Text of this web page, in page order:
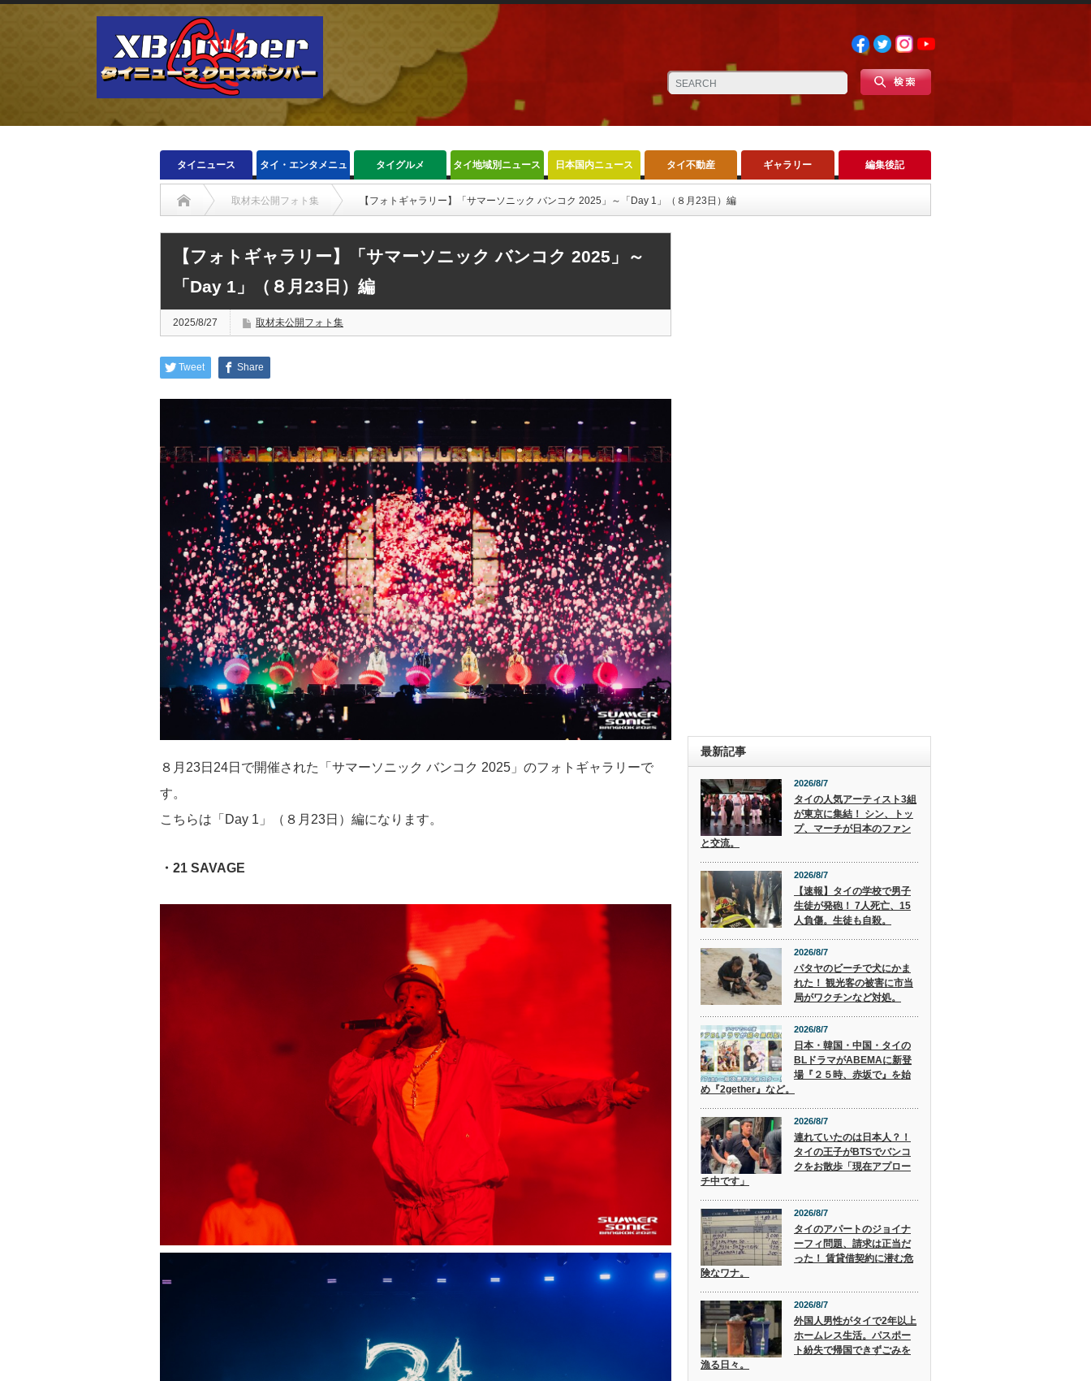
タイニュース タイ・エンタメニュ
ース
タイグルメ タイ地域別ニュース 日本国内ニュース タイ不動産 ギャラリー 編集後記
取材未公開フォト集 【フォトギャラリー】「サマーソニック バンコク 2025」～「Day 1」（８月23日）編
【フォトギャラリー】「サマーソニック バンコク 2025」～
「Day 1」（８月23日）編
2025/8/27 取材未公開フォト集
Tweet Share
８月23日24日で開催された「サマーソニック バンコク 2025」のフォトギャラリーで
す。
こちらは「Day 1」（８月23日）編になります。
・21 SAVAGE
最新記事
2026/8/7
タイの人気アーティスト3組
が東京に集結！ シン、トッ
プ、マーチが日本のファン
と交流。
2026/8/7
【速報】タイの学校で男子
生徒が発砲！ 7人死亡、15
人負傷。生徒も自殺。
2026/8/7
パタヤのビーチで犬にかま
れた！ 観光客の被害に市当
局がワクチンなど対処。
2026/8/7
日本・韓国・中国・タイの
BLドラマがABEMAに新登
場『２５時、赤坂で』を始
め『2gether』など。
2026/8/7
連れていたのは日本人？！
タイの王子がBTSでバンコ
クをお散歩「現在アプロー
チ中です」
2026/8/7
タイのアパートのジョイナ
ーフィ問題、請求は正当だ
った！ 賃貸借契約に潜む危
険なワナ。
2026/8/7
外国人男性がタイで2年以上
ホームレス生活。パスポー
ト紛失で帰国できずごみを
漁る日々。